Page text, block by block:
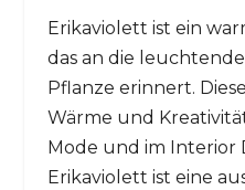
Erikaviolett ist ein
das an die
Pflanze erinnert.
Wärme und
Mode und im Interior
Erikaviolett ist eine